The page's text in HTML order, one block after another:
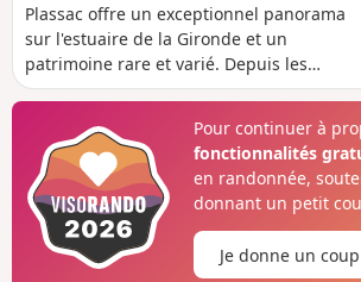
Plassac offre un exceptionnel panorama
sur l'estuaire de la Gironde et un
patrimoine rare et varié. Depuis les
rives et le port de Plassac, vous partez
campagne, lieux d'histoire et
patrimoines historique
Pour continuer à
fonctionnalités
en randonnée,
donnant un petit
Je donne un